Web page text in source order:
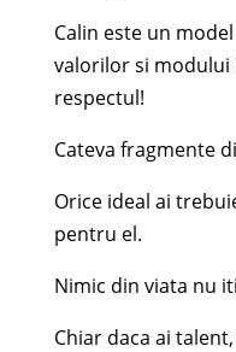
Calin este un
valorilor si modului
respectul!
Cateva fragmente
Orice ideal ai
pentru el.
Nimic din viata nu
Chiar daca ai